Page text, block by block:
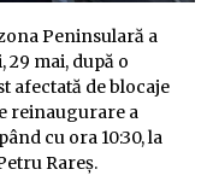
Peninsulară a
mai, după o
afectată de blocaje
reinaugurare a
cu ora 10:30, la
Rareș.